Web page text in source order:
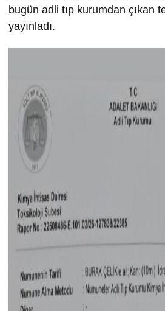
bugün adli tıp kurumdan çıkan
yayınladı.